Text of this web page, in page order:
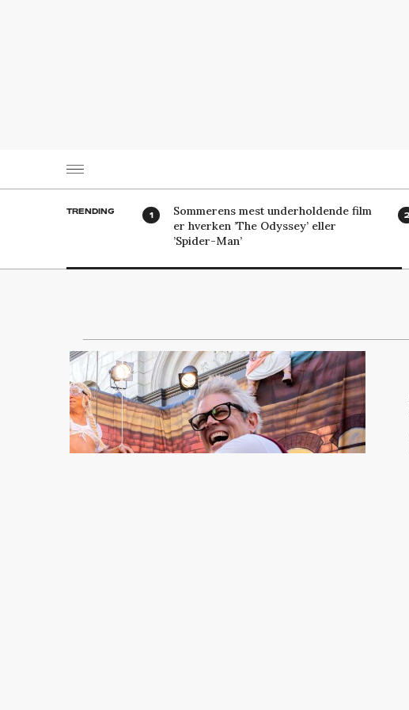
TRENDING
Sommerens mest underholdende film
er hverken ’The Odyssey’ eller
’Spider-Man’